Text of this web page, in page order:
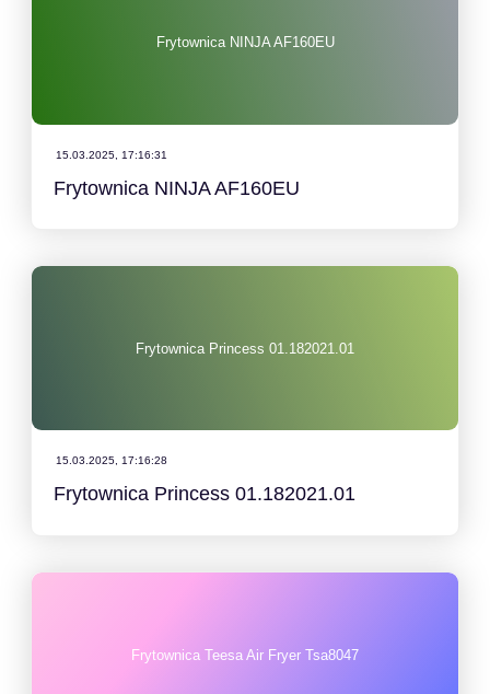
Frytownica NINJA AF160EU
15.03.2025, 17:16:31
Frytownica NINJA AF160EU
Frytownica Princess 01.182021.01
15.03.2025, 17:16:28
Frytownica Princess 01.182021.01
Frytownica Teesa Air Fryer Tsa8047